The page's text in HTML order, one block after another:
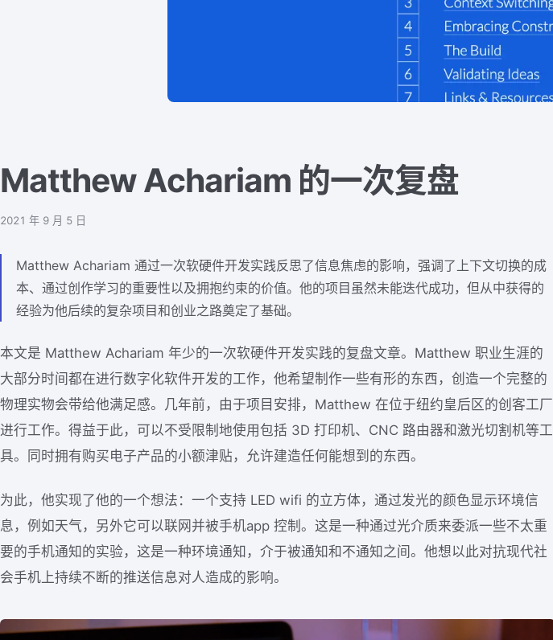
Matthew Achariam 的一次复盘
2021 年 9 月 5 日
Matthew Achariam 通过一次软硬件开发实践反思了信息焦虑的影响，强调了上下文切换的成
本、通过创作学习的重要性以及拥抱约束的价值。他的项目虽然未能迭代成功，但从中获得的
经验为他后续的复杂项目和创业之路奠定了基础。
本文是 Matthew Achariam 年少的一次软硬件开发实践的复盘文章。Matthew 职业生涯的
大部分时间都在进行数字化软件开发的工作，他希望制作一些有形的东西，创造一个完整的
物理实物会带给他满足感。几年前，由于项目安排，Matthew 在位于纽约皇后区的创客工厂
进行工作。得益于此，可以不受限制地使用包括 3D 打印机、CNC 路由器和激光切割机等工
具。同时拥有购买电子产品的小额津贴，允许建造任何能想到的东西。
为此，他实现了他的一个想法：一个支持 LED wifi 的立方体，通过发光的颜色显示环境信
息，例如天气，另外它可以联网并被手机app 控制。这是一种通过光介质来委派一些不太重
要的手机通知的实验，这是一种环境通知，介于被通知和不通知之间。他想以此对抗现代社
会手机上持续不断的推送信息对人造成的影响。